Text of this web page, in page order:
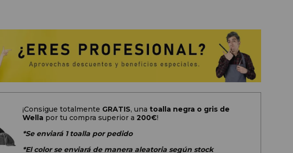
¡Consigue totalmente GRATIS, una toalla negra o gris de
Wellapor tu compra superior a 200€!
*Se enviará 1 toalla por pedido
*El color se enviará de manera aleatoria según stock